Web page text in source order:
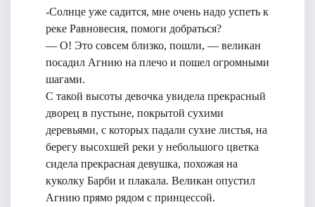
-Солнце уже садится, мне очень надо успеть к
реке Равновесия, помоги добраться?
— О! Это совсем близко, пошли, — великан
посадил Агнию на плечо и пошел огромными
шагами.
С такой высоты девочка увидела прекрасный
дворец в пустыне, покрытой сухими
деревьями, с которых падали сухие листья, на
берегу высохшей реки у небольшого цветка
сидела прекрасная девушка, похожая на
куколку Барби и плакала. Великан опустил
Агнию прямо рядом с принцессой.